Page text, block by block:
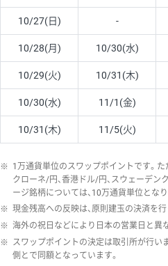
10/27(日) -
10/28(月) 10/30(水)
10/29(火) 10/31(木)
10/30(水) 11/1(金)
10/31(木) 11/5(火)
※ 1万通貨単位のスワップポイントです。た
クローネ/円、香港ドル/円、スウェーデン
ージ銘柄については、10万通貨単位となり
※ 現金残高への反映は、原則建玉の決済を
※ 海外の祝日などにより日本の営業日と異
※ スワップポイントの決定は取引所が行い
側とで同額となっています。